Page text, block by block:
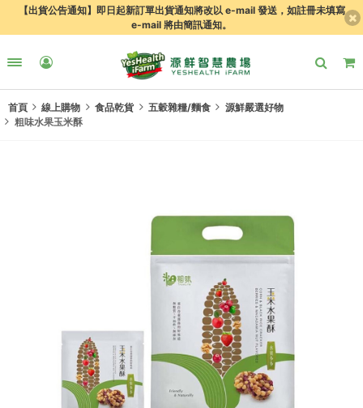
【出貨公告通知】即日起新訂單出貨通知將改以 e-mail 發送，如註冊未填寫
e-mail 將由簡訊通知。
首頁 線上購物 食品乾貨 五穀雜糧/麵食
源鮮嚴選好物
粗味水果玉米酥